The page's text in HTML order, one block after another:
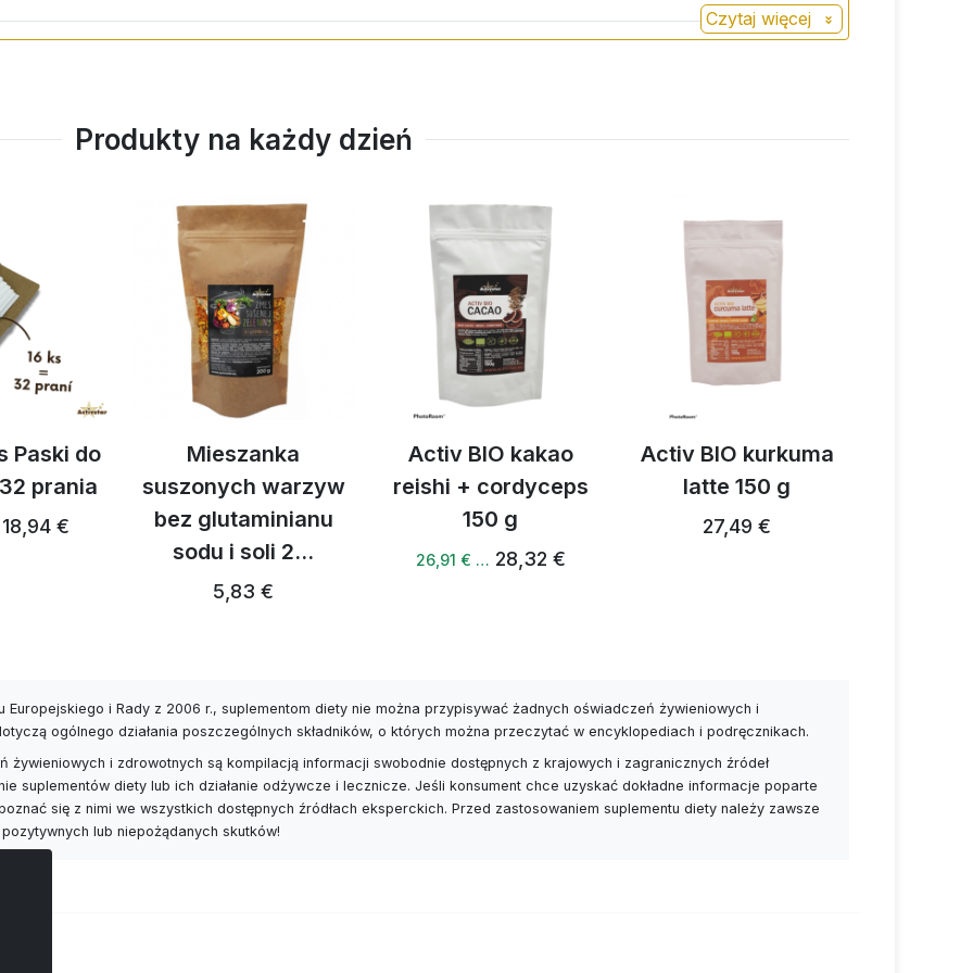
Czytaj więcej
Produkty na każdy dzień
Paski do
prania
18,94 €
Mieszanka
suszonych warzyw
bez glutaminianu
sodu i soli 2...
5,83 €
Activ BIO kakao
reishi + cordyceps
150 g
26,91 € … 28,32 €
Activ BIO kurkuma
latte 150 g
27,49 €
Europejskiego i Rady z 2006 r., suplementom diety nie można przypisywać żadnych oświadczeń żywieniowych i
ogólnego działania poszczególnych składników, o których można przeczytać w encyklopediach i podręcznikach.
i zdrowotnych są kompilacją informacji swobodnie dostępnych z krajowych i zagranicznych źródeł
suplementów diety lub ich działanie odżywcze i lecznicze. Jeśli konsument chce uzyskać dokładne informacje poparte
się z nimi we wszystkich dostępnych źródłach eksperckich. Przed zastosowaniem suplementu diety należy zawsze
lub niepożądanych skutków!